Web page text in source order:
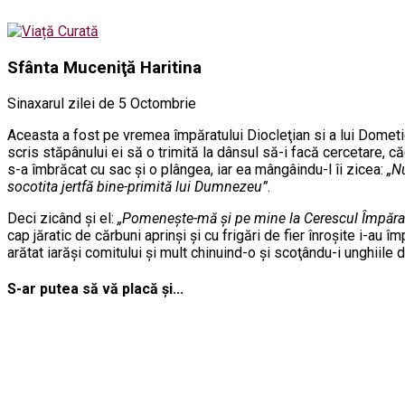
Sfânta Muceniţă Haritina
Sinaxarul zilei de 5 Octombrie
Aceasta a fost pe vremea împăratului Diocleţian si a lui
scris stăpânului ei să o trimită la dânsul să-i facă cercetare,
s-a îmbrăcat cu sac şi o plângea, iar ea mângâindu-l îi zicea:
socotita jertfă bine-primită lui Dumnezeu”.
Deci zicând şi el: „Pomeneşte-mă şi pe mine la Cerescul
cap jăratic de cărbuni aprinşi şi cu frigări de fier înroşite i-au
arătat iarăşi comitului şi mult chinuind-o şi scoţându-i unghiile
S-ar putea să vă placă și...